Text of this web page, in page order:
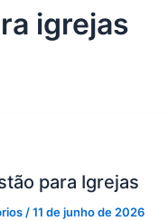
igrejas
para Igrejas
/11 de junho de 2026